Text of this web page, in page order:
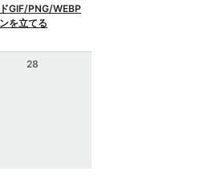
GIF/PNG/WEBP
を立てる
28